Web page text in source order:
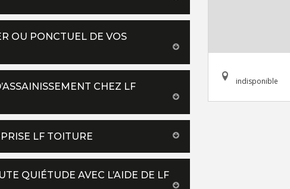
OU PONCTUEL DE VOS
CHEZ LF
LF TOITURE
QUIÉTUDE AVEC L’AIDE DE LF
indisponible